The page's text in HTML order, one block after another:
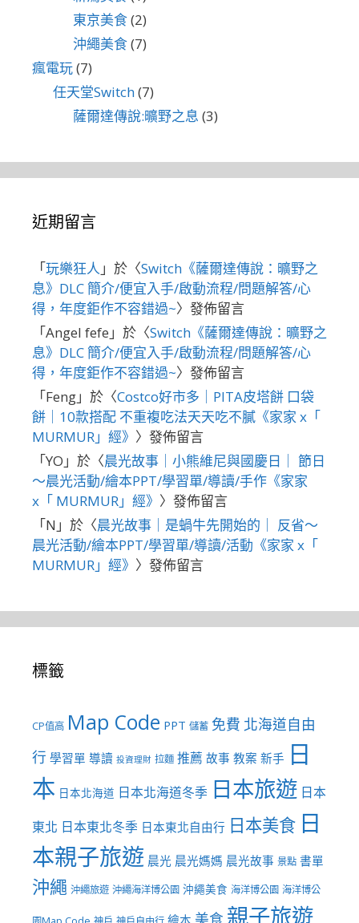
東京美食(2)
沖繩美食(7)
瘋電玩(7)
任天堂Switch(7)
薩爾達傳說:曠野之息 (3)
近期留言
「玩樂狂人 」於〈Switch《薩爾達傳說：曠野之
息》DLC 簡介/便宜入手/啟動流程/問題解答/心
得，年度鉅作不容錯過~〉發佈留言
「Angel fefe 」於〈Switch《薩爾達傳說：曠野之
息》DLC 簡介/便宜入手/啟動流程/問題解答/心
得，年度鉅作不容錯過~〉發佈留言
「Feng」於〈Costco好市多｜PITA皮塔餅 口袋
餅｜10款搭配 不重複吃法天天吃不膩《家家 x「
MURMUR」經》 〉發佈留言
「YO 」於〈晨光故事｜小熊維尼與國慶日｜ 節日
～晨光活動/繪本PPT/學習單/導讀/手作《家家
x「 MURMUR」經》 〉發佈留言
「N 」於〈晨光故事｜是蝸牛先開始的｜ 反省～
晨光活動/繪本PPT/學習單/導讀/活動《家家 x「
MURMUR」經》 〉發佈留言
標籤
CP值高 Map Code PPT 儲蓄 免費 北海道自由
行 學習單 導讀 投資理財 拉麵 推薦 故事 教案 新手 日
本 日本北海道 日本北海道冬季 日本旅遊 日本
東北 日本東北冬季 日本東北自由行 日本美食 日
本親子旅遊 晨光 晨光媽媽 晨光故事 景點 書單
沖繩 沖繩旅遊 沖繩海洋博公園 沖繩美食 海洋博公園 海洋博公
美食 親子旅遊